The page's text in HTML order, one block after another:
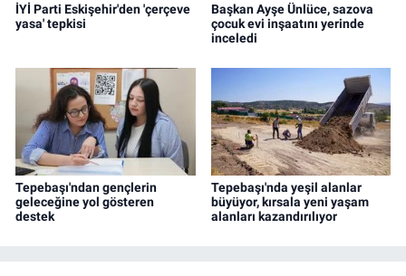
İYİ Parti Eskişehir'den 'çerçeve
yasa' tepkisi
Başkan Ayşe Ünlüce, sazova
çocuk evi inşaatını yerinde
inceledi
Tepebaşı'ndan gençlerin
geleceğine yol gösteren
destek
Tepebaşı'nda yeşil alanlar
büyüyor, kırsala yeni yaşam
alanları kazandırılıyor